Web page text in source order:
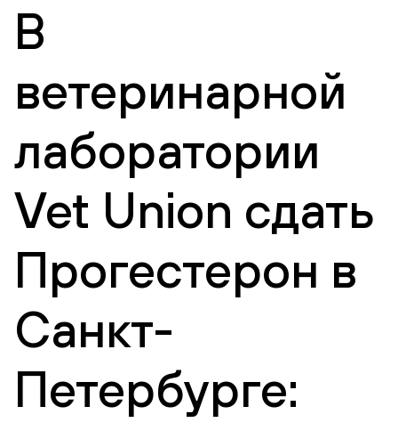
В
ветеринарной
лаборатории
Vet Union сдать
Прогестерон в
Санкт-
Петербурге: